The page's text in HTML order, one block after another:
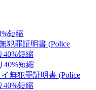
短縮
犯罪証明書 (Police
40%短縮
40%短縮
無犯罪証明書 (Police
40%短縮